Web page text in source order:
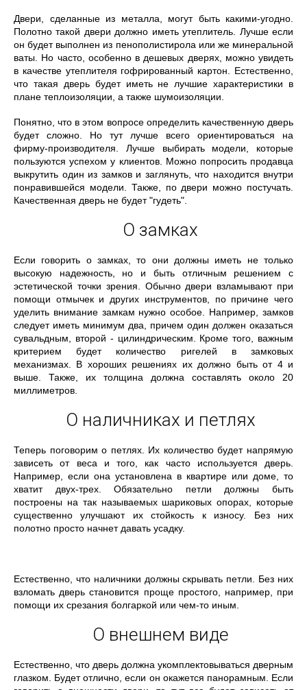
Двери, сделанные из металла, могут быть какими-угодно.
Полотно такой двери должно иметь утеплитель. Лучше если
он будет выполнен из пенополистирола или же минеральной
ваты. Но часто, особенно в дешевых дверях, можно увидеть
в качестве утеплителя гофрированный картон. Естественно,
что такая дверь будет иметь не лучшие характеристики в
плане теплоизоляции, а также шумоизоляции.
Понятно, что в этом вопросе определить качественную дверь
будет сложно. Но тут лучше всего ориентироваться на
фирму-производителя. Лучше выбирать модели, которые
пользуются успехом у клиентов. Можно попросить продавца
выкрутить один из замков и заглянуть, что находится внутри
понравившейся модели. Также, по двери можно постучать.
Качественная дверь не будет "гудеть".
О замках
Если говорить о замках, то они должны иметь не только
высокую надежность, но и быть отличным решением с
эстетической точки зрения. Обычно двери взламывают при
помощи отмычек и других инструментов, по причине чего
уделить внимание замкам нужно особое. Например, замков
следует иметь минимум два, причем один должен оказаться
сувальдным, второй - цилиндрическим. Кроме того, важным
критерием будет количество ригелей в замковых
механизмах. В хороших решениях их должно быть от 4 и
выше. Также, их толщина должна составлять около 20
миллиметров.
О наличниках и петлях
Теперь поговорим о петлях. Их количество будет напрямую
зависеть от веса и того, как часто используется дверь.
Например, если она установлена в квартире или доме, то
хватит двух-трех. Обязательно петли должны быть
построены на так называемых шариковых опорах, которые
существенно улучшают их стойкость к износу. Без них
полотно просто начнет давать усадку.
Естественно, что наличники должны скрывать петли. Без них
взломать дверь становится проще простого, например, при
помощи их срезания болгаркой или чем-то иным.
О внешнем виде
Естественно, что дверь должна укомплектовываться дверным
глазком. Будет отлично, если он окажется панорамным. Если